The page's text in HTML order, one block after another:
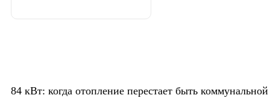
84 кВт: когда отопление перестает быть коммунальной